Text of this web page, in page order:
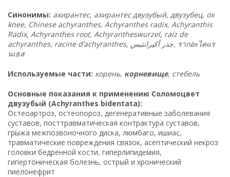
Синонимы: ахирантес, ахирантес двузубый, двузубец, ox
knee, Chinese achyranthes, Achyranthes radix, Achyranthis
Radix, Achyranthes root, Achyrantheswurzel, raíz de
achyranthes, racine d’achyranthes, جذر أكيرانثيس, รากอะไคแร
นเธส
Используемые части: корень, корневище, стебель
Основные показания к применению Соломоцвет
двузубый (Achyranthes bidentata):
Остеоартроз, остеопороз, дегенеративные заболевания
суставов, посттравматическая контрактура суставов,
грыжа межпозвоночного диска, люмбаго, ишиас,
травматические повреждения связок, асептический некроз
головки бедренной кости, гиперлипидемия,
гипертоническая болезнь, острый и хронический
пиелонефрит